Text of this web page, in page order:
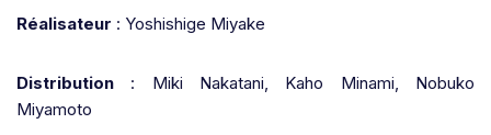
Réalisateur : Yoshishige Miyake
Distribution : Miki Nakatani, Kaho Minami, Nobuko
Miyamoto